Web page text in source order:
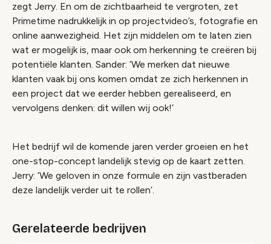
zegt Jerry. En om de zichtbaarheid te vergroten, zet
Primetime nadrukkelijk in op projectvideo’s, fotografie en
online aanwezigheid. Het zijn middelen om te laten zien
wat er mogelijk is, maar ook om herkenning te creëren bij
potentiële klanten. Sander: ‘We merken dat nieuwe
klanten vaak bij ons komen omdat ze zich herkennen in
een project dat we eerder hebben gerealiseerd, en
vervolgens denken: dit willen wij ook!’
Het bedrijf wil de komende jaren verder groeien en het
one-stop-concept landelijk stevig op de kaart zetten.
Jerry: ‘We geloven in onze formule en zijn vastberaden
deze landelijk verder uit te rollen’.
Gerelateerde bedrijven